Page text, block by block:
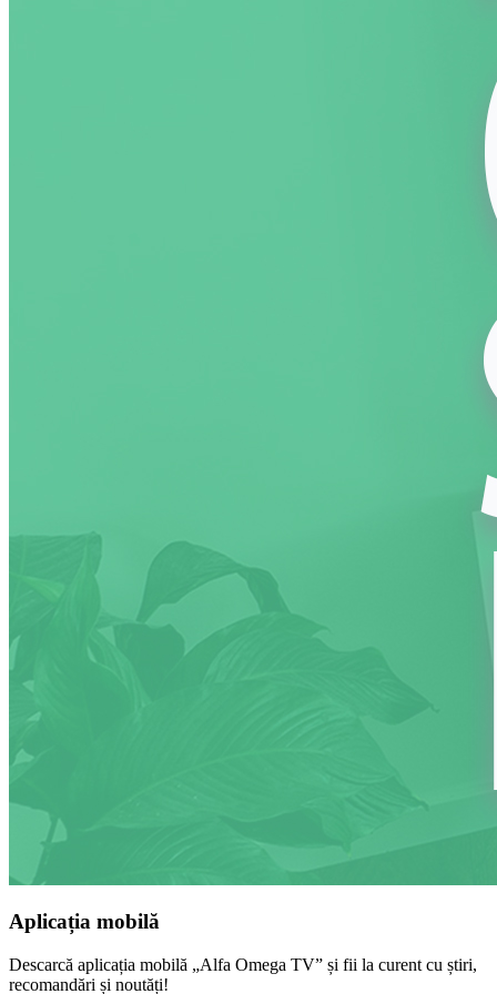
Aplicația mobilă
Descarcă aplicația mobilă „Alfa Omega TV” și fii la curent cu știri,
recomandări și noutăți!